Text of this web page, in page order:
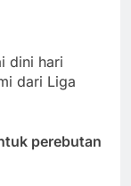
dini hari
dari Liga
perebutan